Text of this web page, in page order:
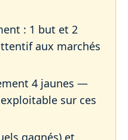
: 1 but et 2
aux marchés
4 jaunes —
sur ces
gagnés) et